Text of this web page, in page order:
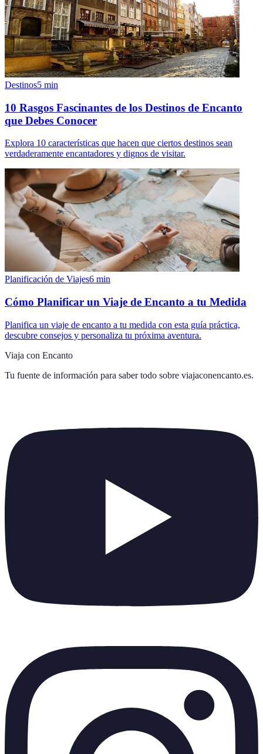
Destinos5 min
10 Rasgos Fascinantes de los Destinos de Encanto
que Debes Conocer
Explora 10 características que hacen que ciertos destinos sean
verdaderamente encantadores y dignos de visitar.
Planificación de Viajes6 min
Cómo Planificar un Viaje de Encanto a tu Medida
Planifica un viaje de encanto a tu medida con esta guía práctica,
descubre consejos y personaliza tu próxima aventura.
Viaja con Encanto
Tu fuente de información para saber todo sobre viajaconencanto.es.